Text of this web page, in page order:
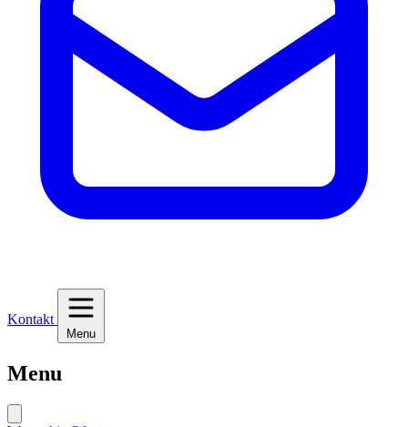
Kontakt
Menu
Menu